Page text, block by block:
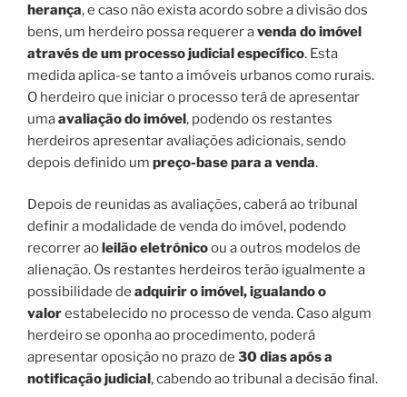
herança, e caso não exista acordo sobre a divisão dos
bens, um herdeiro possa requerer avenda do imóvel
através de um processo judicial específico. Esta
medida aplica-se tanto a imóveis urbanos como rurais.
O herdeiro que iniciar o processo terá de apresentar
umaavaliação do imóvel, podendo os restantes
herdeiros apresentar avaliações adicionais, sendo
depois definido um preço-base para a venda.
Depois de reunidas as avaliações, caberá ao tribunal
definir a modalidade de venda do imóvel, podendo
recorrer aoleilão eletrónicoou a outros modelos de
alienação. Os restantes herdeiros terão igualmente a
possibilidade de adquirir o imóvel, igualando o
valorestabelecido no processo de venda. Caso algum
herdeiro se oponha ao procedimento, poderá
apresentar oposição no prazo de 30 dias após a
notificação judicial, cabendo ao tribunal a decisão final.